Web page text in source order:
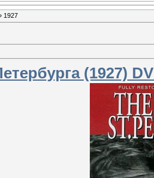
1927
(1927)